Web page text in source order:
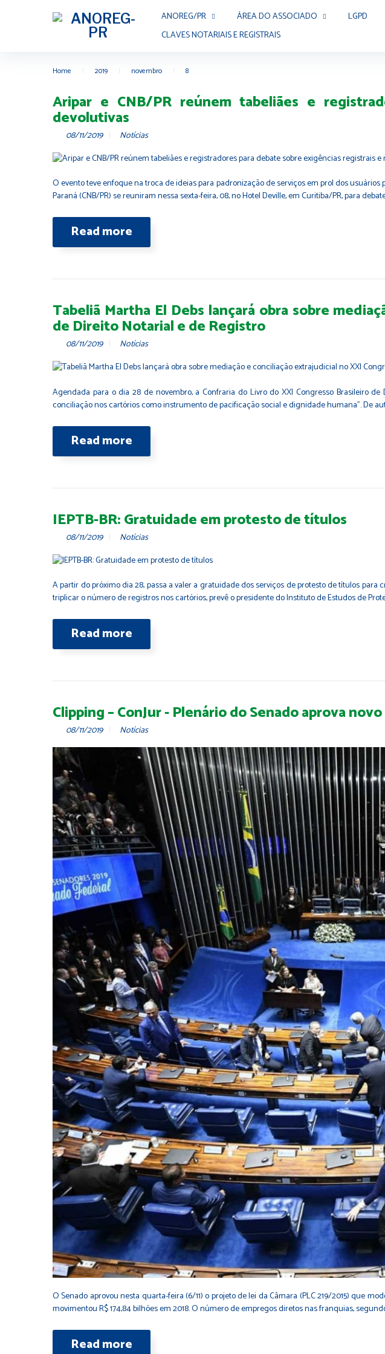
ANOREG/PR ÁREA DO ASSOCIADO LGPD
CLAVES NOTARIAIS E REGISTRAIS
Home 2019 novembro 8
Aripar e CNB/PR reúnem tabeliães e
devolutivas
08/11/2019 Notícias
O evento teve enfoque na troca de ideias para padronização de serviços em prol dos
Paraná (CNB/PR) se reuniram nessa sexta-feira, 08, no Hotel Deville, em Curitiba/PR, para
Read more
Tabeliã Martha El Debs lançará obra sobre
de Direito Notarial e de Registro
08/11/2019 Notícias
Agendada para o dia 28 de novembro, a Confraria do Livro do XXI Congresso Brasileiro
conciliação nos cartórios como instrumento de pacificação social e dignidade humana”. De
Read more
IEPTB-BR: Gratuidade em protesto de títulos
08/11/2019 Notícias
A partir do próximo dia 28, passa a valer a gratuidade dos serviços de protesto de títulos
triplicar o número de registros nos cartórios, prevê o presidente do Instituto de Estudos de
Read more
Clipping – ConJur - Plenário do Senado aprova
08/11/2019 Notícias
O Senado aprovou nesta quarta-feira (6/11) o projeto de lei da Câmara (PLC 219/2015) que
movimentou R$ 174,84 bilhões em 2018. O número de empregos diretos nas franquias,
Read more